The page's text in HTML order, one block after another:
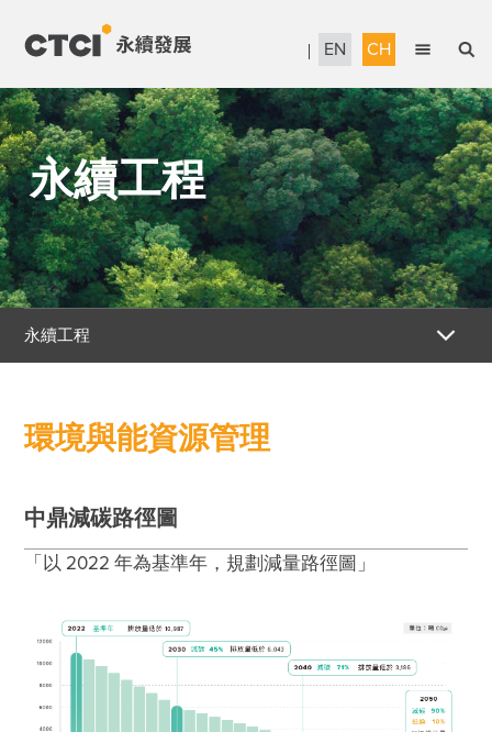
EN CH
English
繁體中文
永續管理
當責治理
信賴服務
永續工程
企業公民
獎項暨認證
肯定與榮耀
ESG影音分享
互動問答
永續工程
永續工程
強化氣候韌性
環境與能資源管理
環境與能資源管理
中鼎減碳路徑圖
「以 2022 年為基準年，規劃減量路徑圖」